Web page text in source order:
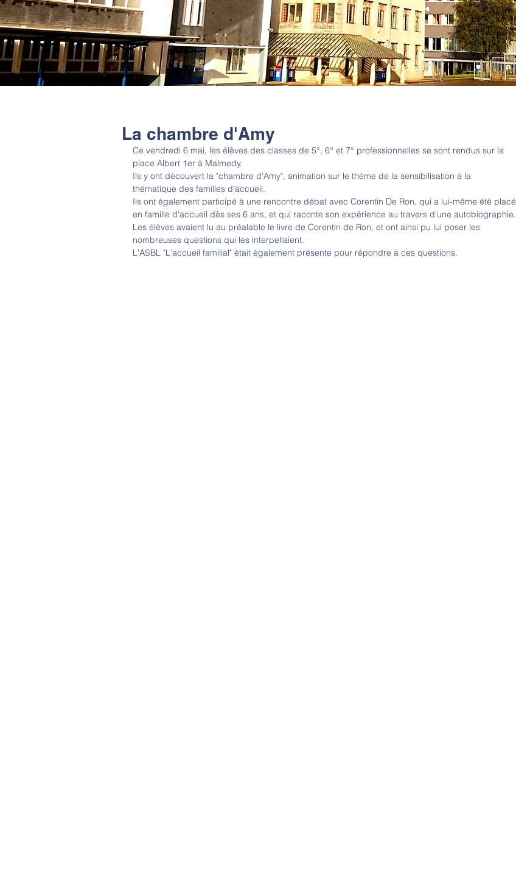
La chambre d'Amy
Ce vendredi 6 mai, les élèves des classes de 5°, 6° et 7° professionnelles se sont rendus sur la
place Albert 1er à Malmedy.
Ils y ont découvert la "chambre d'Amy", animation sur le thème de la sensibilisation à la
thématique des familles d'accueil.
Ils ont également participé à une rencontre débat avec Corentin De Ron, qui a lui-même été placé
en famille d'accueil dès ses 6 ans, et qui raconte son expérience au travers d'une autobiographie.
Les élèves avaient lu au préalable le livre de Corentin de Ron, et ont ainsi pu lui poser les
nombreuses questions qui les interpellaient.
L'ASBL "L'accueil familial" était également présente pour répondre à ces questions.